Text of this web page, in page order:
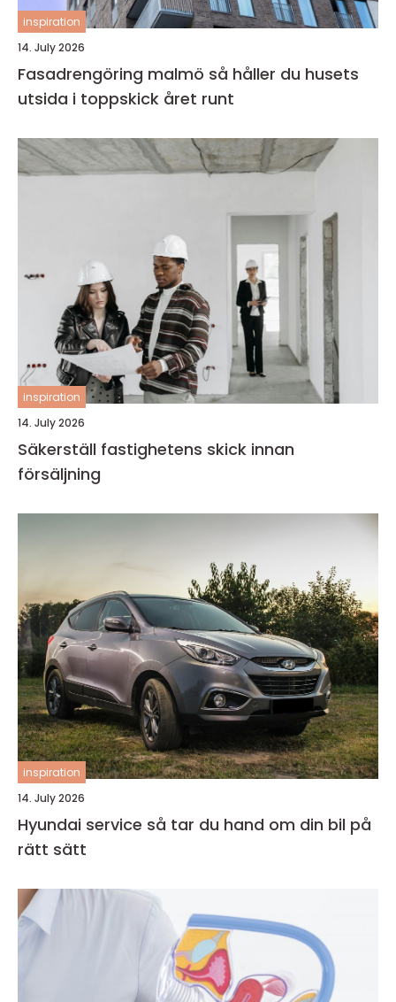
inspiration
14. July 2026
Fasadrengöring malmö så håller du husets
utsida i toppskick året runt
inspiration
14. July 2026
Säkerställ fastighetens skick innan
försäljning
inspiration
14. July 2026
Hyundai service så tar du hand om din bil på
rätt sätt